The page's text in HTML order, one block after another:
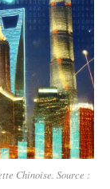
Chinoise. Source :